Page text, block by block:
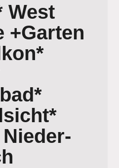
West
+Garten